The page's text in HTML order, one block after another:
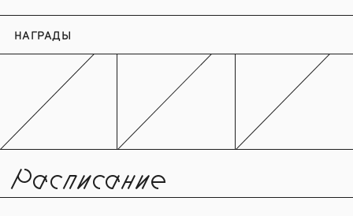
НАГРАДЫ
Расписание